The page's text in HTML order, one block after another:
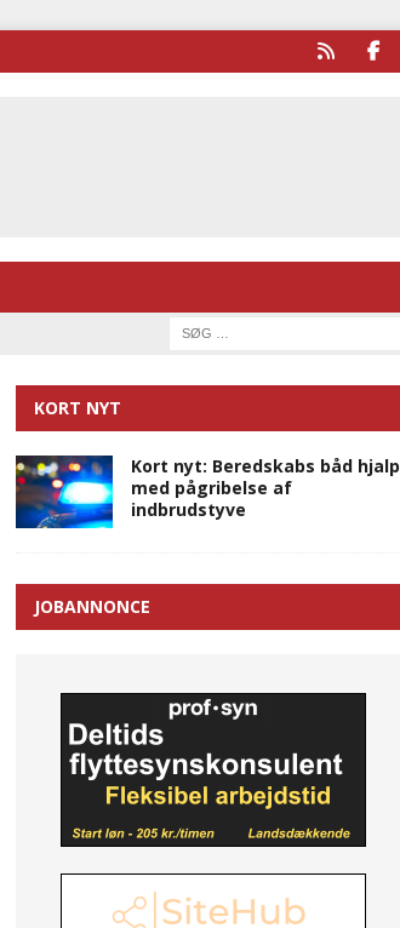
KORT NYT
Kort nyt: Beredskabs båd hjalp
med pågribelse af
indbrudstyve
JOBANNONCE